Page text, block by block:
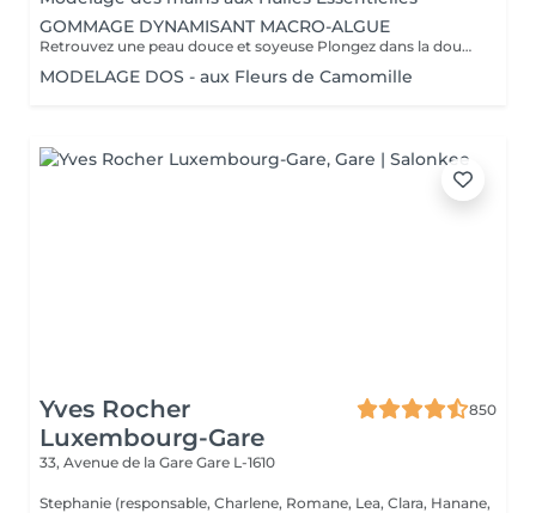
GOMMAGE DYNAMISANT MACRO-ALGUE
Retrouvez une peau douce et soyeuse Plongez dans la douceur tropicale dIndonésie à travers les notes épicées des huiles essentielles de Girofle et de Muscade. Ce gommage aux effluves chauds et naturels vous transporte tout en exfoliant délicatement votre peau : elle est douce, lumineuse et satinée.
MODELAGE DOS - aux Fleurs de Camomille
Yves Rocher
Luxembourg-Gare
850
33, Avenue de la Gare Gare L-1610
Stephanie (responsable, Charlene, Romane, Lea, Clara, Hanane,